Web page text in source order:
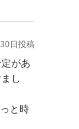
日投稿
があ
し
と時